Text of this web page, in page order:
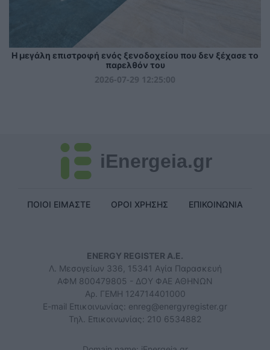
Η μεγάλη επιστροφή ενός ξενοδοχείου που δεν ξέχασε το
παρελθόν του
2026-07-29 12:25:00
iEnergeia.gr
ΠΟΙΟΙ ΕΙΜΑΣΤΕ ΟΡΟΙ ΧΡΗΣΗΣ ΕΠΙΚΟΙΝΩΝΙΑ
ENERGY REGISTER Α.Ε.
Λ. Μεσογείων 336, 15341 Αγία Παρασκευή
ΑΦΜ 800479805 - ΔΟΥ ΦΑΕ ΑΘΗΝΩΝ
Αρ. ΓΕΜΗ 124714401000
E-mail Επικοινωνίας: enreg@energyregister.gr
Τηλ. Επικοινωνίας: 210 6534882